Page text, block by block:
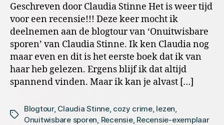
Geschreven door Claudia Stinne Het is weer tijd
voor een recensie!!! Deze keer mocht ik
deelnemen aan de blogtour van ‘Onuitwisbare
sporen’ van Claudia Stinne. Ik ken Claudia nog
maar even en dit is het eerste boek dat ik van
haar heb gelezen. Ergens blijf ik dat altijd
spannend vinden. Maar ik kan je alvast […]
Tags
Blogtour, Claudia Stinne, cozy crime, lezen
Onuitwisbare sporen Recensie, Recensie-exemplaar